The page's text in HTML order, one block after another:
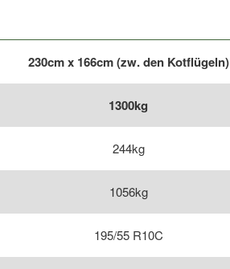
230cm x 166cm (zw. den Kotflügeln)
1300kg
244kg
1056kg
195/55 R10C